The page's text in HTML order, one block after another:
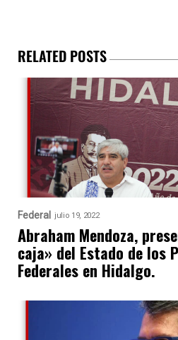
RELATED POSTS
Federal julio 19, 2022
Abraham Mendoza,
caja» del Estado de los
Federales en Hidalgo.